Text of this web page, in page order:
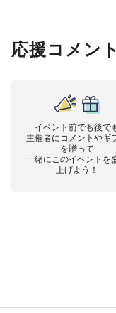
応援コメン
イベント前でも後で
主催者にコメントやギ
を贈って
一緒にこのイベントを
上げよう！